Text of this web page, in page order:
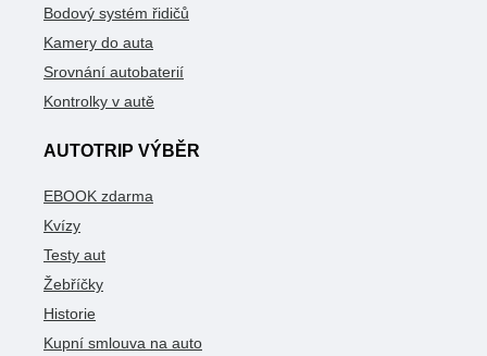
Bodový systém řidičů
Kamery do auta
Srovnání autobaterií
Kontrolky v autě
AUTOTRIP VÝBĚR
EBOOK zdarma
Kvízy
Testy aut
Žebříčky
Historie
Kupní smlouva na auto